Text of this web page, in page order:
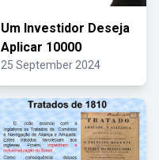
Um Investidor Deseja
Aplicar 10000
25 September 2024